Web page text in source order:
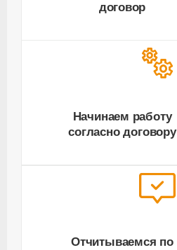
договор
Начинаем работу
согласно договору
Отчитываемся по